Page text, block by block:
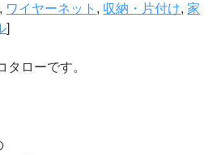
, ワイヤーネット , 収納・片付け,家
]
タローです。